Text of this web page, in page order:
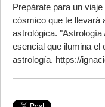
Prepárate para un
cósmico que te llevará
astrológica.
esencial que ilumina el
astrología. https://